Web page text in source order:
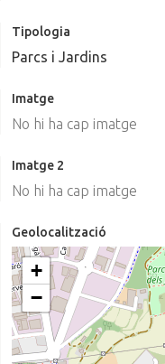
Tipologia
Parcs i Jardins
Imatge
No hi ha cap imatge
Imatge 2
No hi ha cap imatge
Geolocalització
+
−